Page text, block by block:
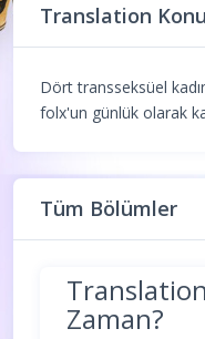
Translation
Dört transseksüel
folx'un günlük olarak
Tüm Bölümler
Translation
Zaman?